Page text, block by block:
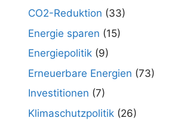
CO2-Reduktion (33)
Energie sparen (15)
Energiepolitik (9)
Erneuerbare Energien (73)
Investitionen (7)
Klimaschutzpolitik (26)